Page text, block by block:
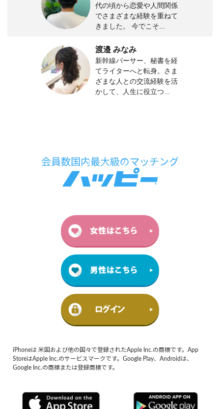
代の頃から恋愛や人間関係
でさまざまな経験を重ねて
きました。 今でこそ...
渡邉 みなみ
新幹線パーサー、秘書を経
てライターへと転身。さま
ざまな人との交流経験を活
かして、人生に役立つ...
iPhoneは 米国および他の国々で登録されたApple Inc.の商標です。App
StoreはApple Inc.のサービスマークです。Google Play、Androidは、
Google Inc.の商標または登録商標です。